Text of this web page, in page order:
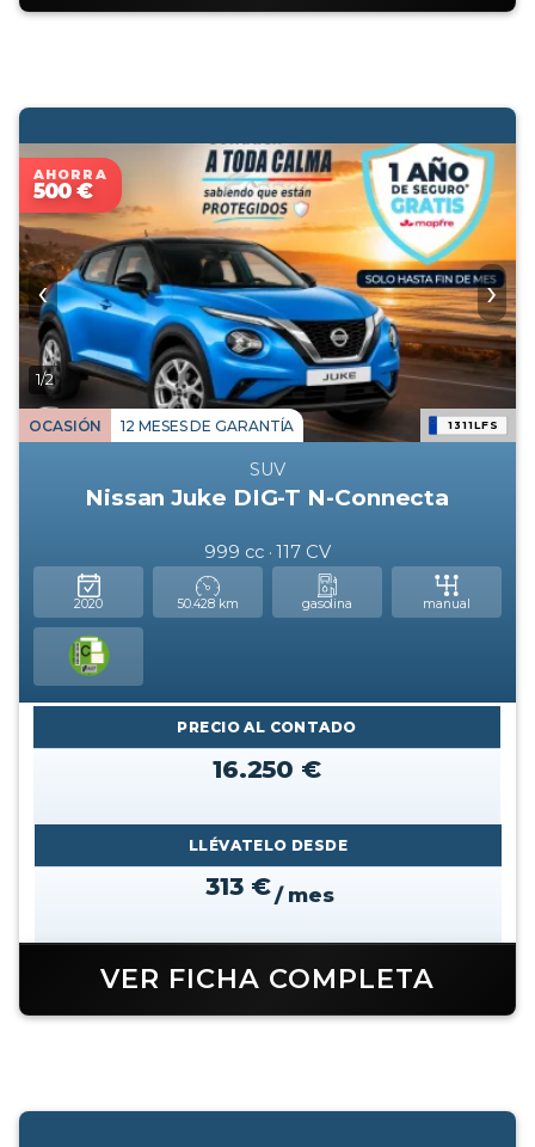
‹ ›
AHORRA
500 €
1/2
OCASIÓN 12 MESES DE GARANTÍA 1311LFS
SUV
Nissan Juke DIG-T N-Connecta
999 cc · 117 CV
2020 50.428 km gasolina manual
PRECIO AL CONTADO
16.250 €
LLÉVATELO DESDE
313 €/ mes
VER FICHA COMPLETA